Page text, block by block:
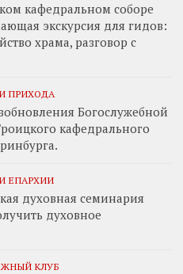
кафедральном соборе
экскурсия для гидов:
храма, разговор с
ПРИХОДА
Богослужебной
кафедрального
ЕПАРХИИ
духовная семинария
духовное
КЛУБ